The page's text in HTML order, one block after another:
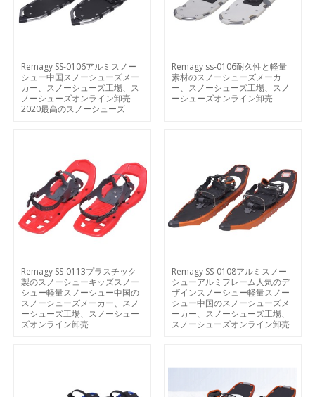
Remagy SS-0106アルミスノー
シュー中国スノーシューズメー
カー、スノーシューズ工場、ス
ノーシューズオンライン卸売
2020最高のスノーシューズ
Remagy ss-0106耐久性と軽量
素材のスノーシューズメーカ
ー、スノーシューズ工場、スノ
ーシューズオンライン卸売
Remagy SS-0113プラスチック
製のスノーシューキッズスノー
シュー軽量スノーシュー中国の
スノーシューズメーカー、スノ
ーシューズ工場、スノーシュー
ズオンライン卸売
Remagy SS-0108アルミスノー
シューアルミフレーム人気のデ
ザインスノーシュー軽量スノー
シュー中国のスノーシューズメ
ーカー、スノーシューズ工場、
スノーシューズオンライン卸売